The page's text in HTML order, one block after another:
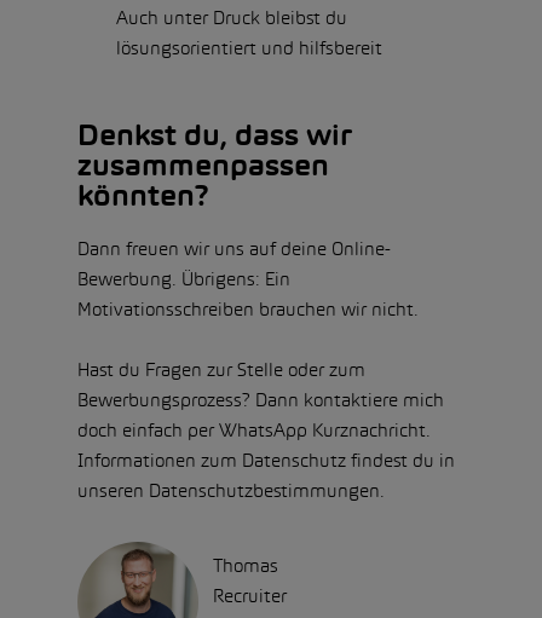
Auch unter Druck bleibst du
lösungsorientiert und hilfsbereit
Denkst du, dass wir
zusammenpassen
könnten?
Dann freuen wir uns auf deine Online-
Bewerbung. Übrigens: Ein
Motivationsschreiben brauchen wir nicht.
Hast du Fragen zur Stelle oder zum
Bewerbungsprozess? Dann kontaktiere mich
doch einfach per WhatsApp Kurznachricht.
Informationen zum Datenschutz findest du in
unseren Datenschutzbestimmungen.
Thomas
Recruiter